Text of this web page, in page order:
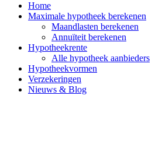
Home
Maximale hypotheek berekenen
Maandlasten berekenen
Annuïteit berekenen
Hypotheekrente
Alle hypotheek aanbieders
Hypotheekvormen
Verzekeringen
Nieuws & Blog